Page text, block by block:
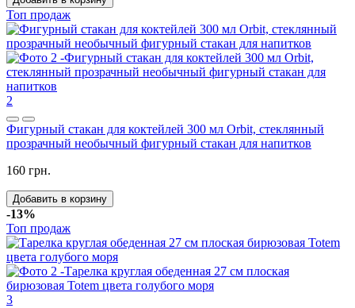
Топ продаж
2
Фигурный стакан для коктейлей 300 мл Orbit, стеклянный
прозрачный необычный фигурный стакан для напитков
160 грн.
Добавить в корзину
-13%
Топ продаж
3